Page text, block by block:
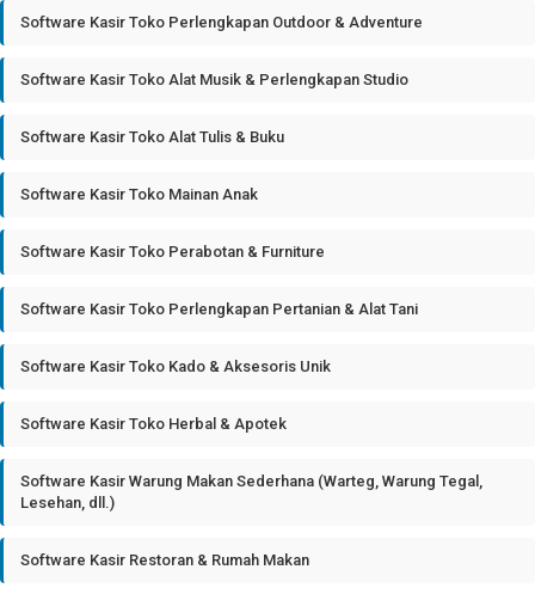
Software Kasir Toko Perlengkapan Outdoor & Adventure
Software Kasir Toko Alat Musik & Perlengkapan Studio
Software Kasir Toko Alat Tulis & Buku
Software Kasir Toko Mainan Anak
Software Kasir Toko Perabotan & Furniture
Software Kasir Toko Perlengkapan Pertanian & Alat Tani
Software Kasir Toko Kado & Aksesoris Unik
Software Kasir Toko Herbal & Apotek
Software Kasir Warung Makan Sederhana (Warteg, Warung Tegal,
Lesehan, dll.)
Software Kasir Restoran & Rumah Makan